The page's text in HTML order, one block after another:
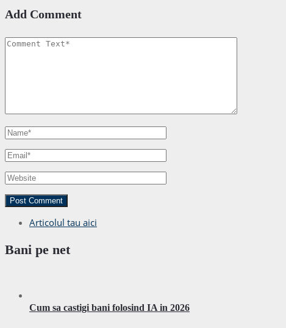
Add Comment
Articolul tau aici
Bani pe net
Cum sa castigi bani folosind IA in 2026